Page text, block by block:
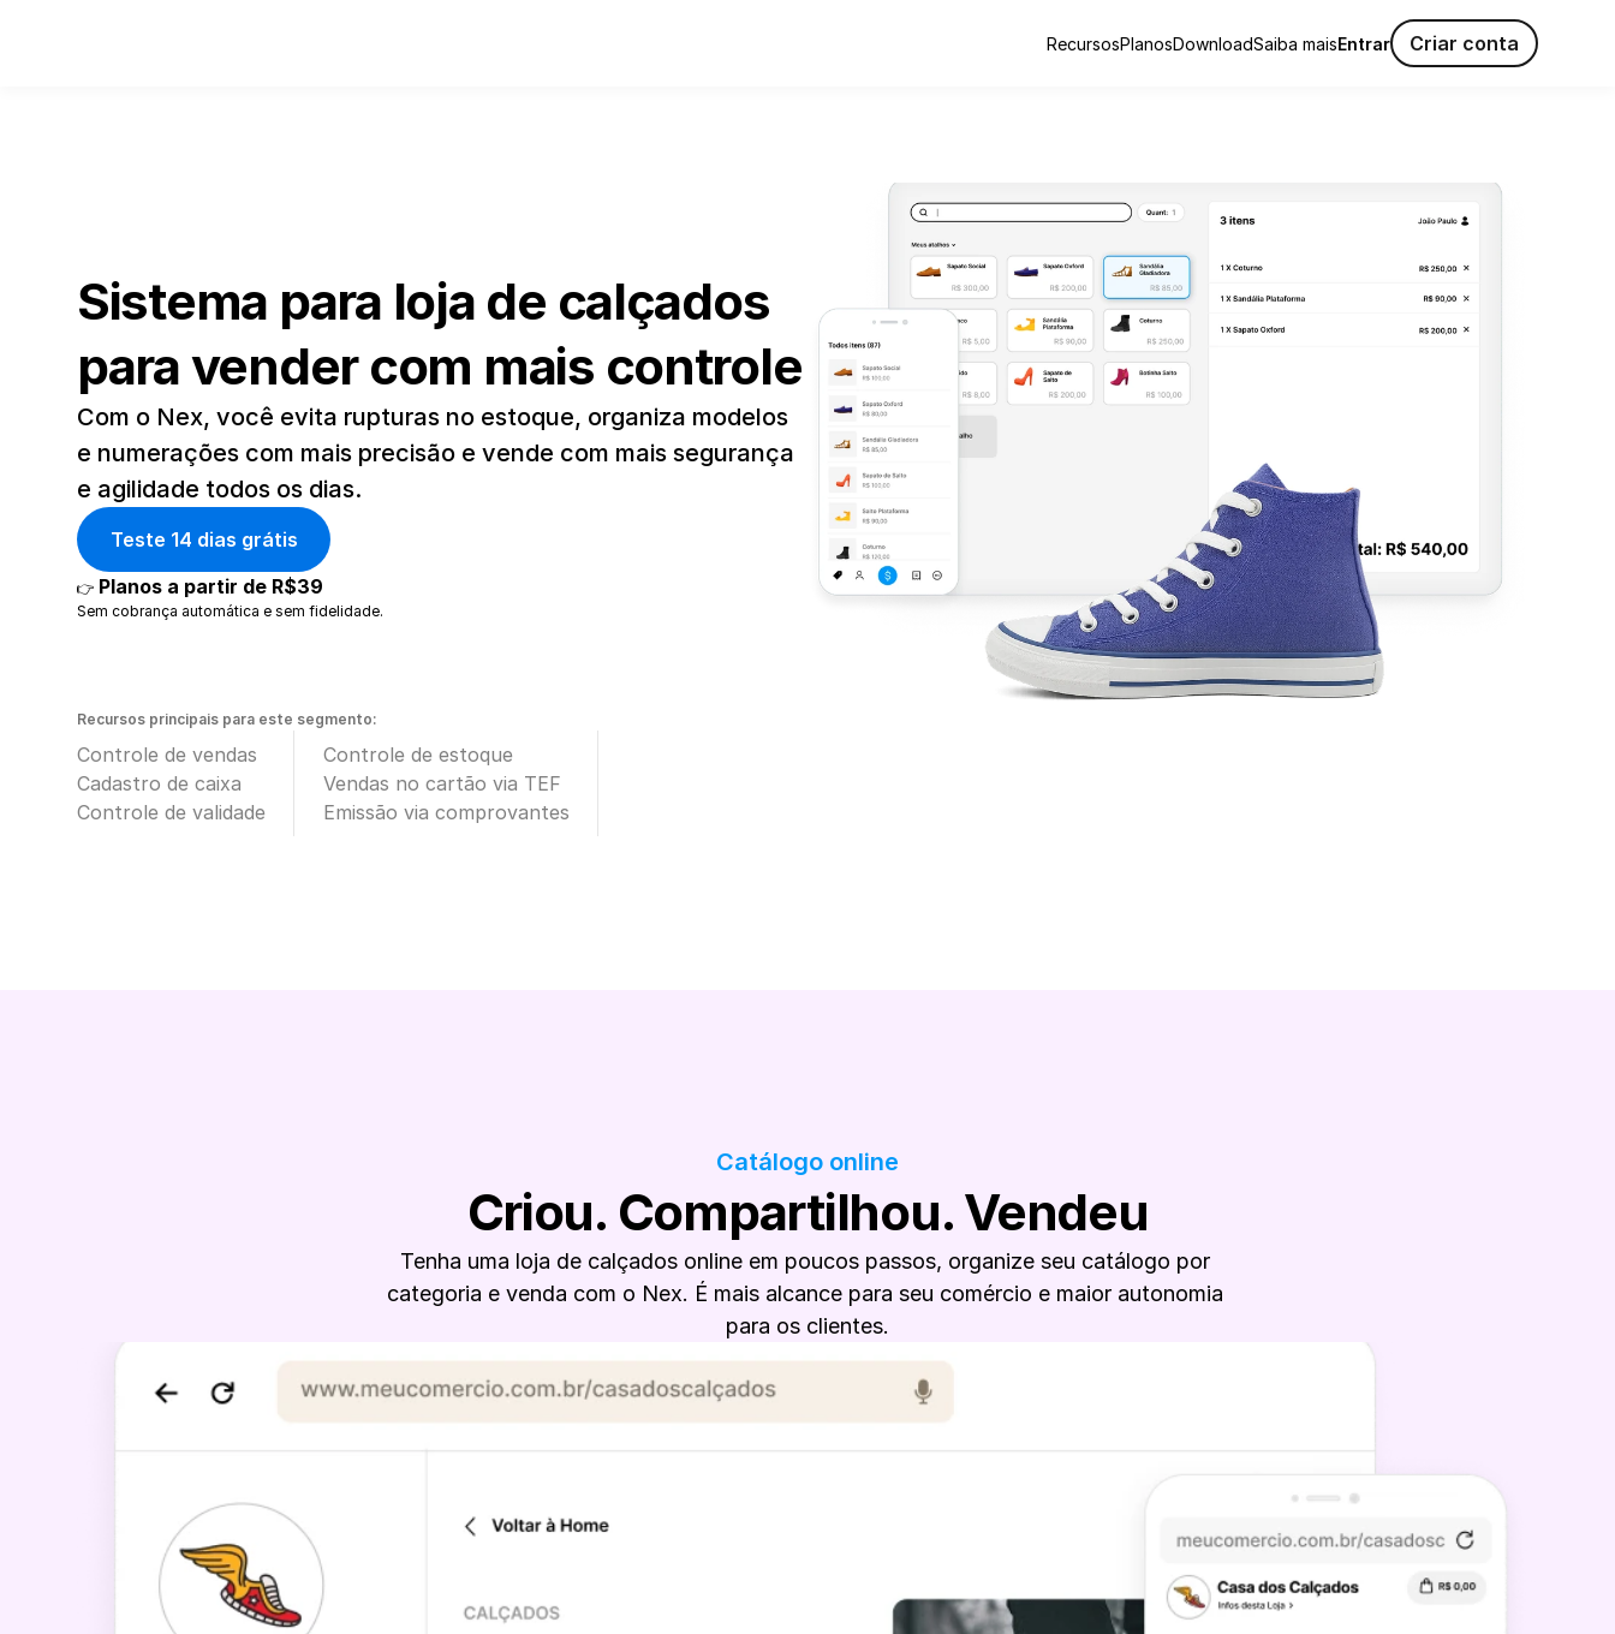
RecursosPlanosDownloadSaiba maisEntrar Criar conta
Sistema para loja de calçados
para vender com mais controle
Com o Nex, você evita rupturas no estoque, organiza modelos
e numerações com mais precisão e vende com mais segurança
e agilidade todos os dias.
Teste 14 dias grátis
👉 Planos a partir de R$39
Sem cobrança automática e sem fidelidade.
Recursos principais para este segmento:
Controle de vendas
Cadastro de caixa
Controle de validade
Controle de estoque
Vendas no cartão via TEF
Emissão via comprovantes
Catálogo online
Criou. Compartilhou. Vendeu
Tenha uma loja de calçados online em poucos passos, organize seu catálogo por
categoria e venda com o Nex. É mais alcance para seu comércio e maior autonomia
para os clientes.